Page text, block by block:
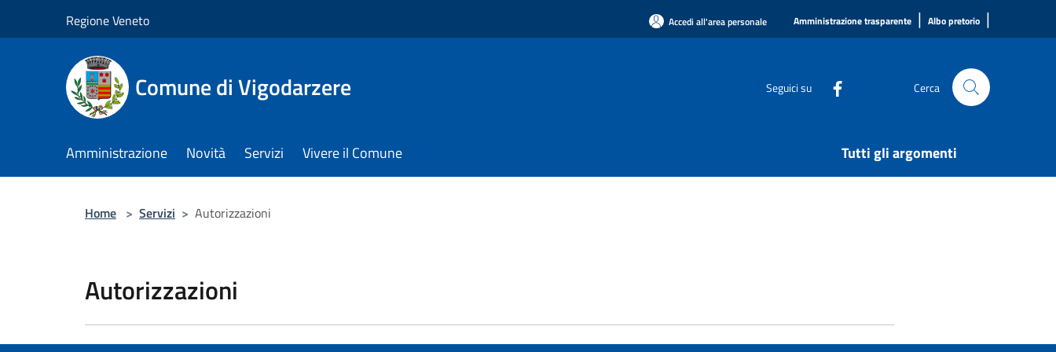
Regione Veneto Accedi all'area personale Amministrazione trasparente | Albo pretorio |
Comune di Vigodarzere Seguici su Cerca
Amministrazione Novità Servizi Vivere il Comune Tutti gli argomenti
Home > Servizi > Autorizzazioni
Autorizzazioni